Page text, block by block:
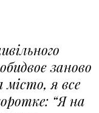
заново
я все
“Я на